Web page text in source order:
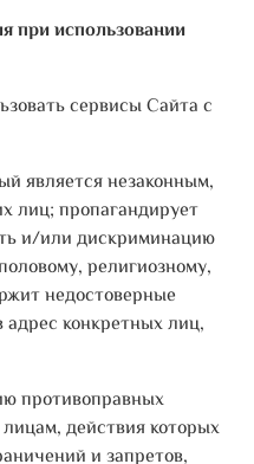
при использовании
сервисы Сайта с
является незаконным,
лиц; пропагандирует
и/или дискриминацию
религиозному,
недостоверные
конкретных лиц,
противоправных
действия которых
и запретов,